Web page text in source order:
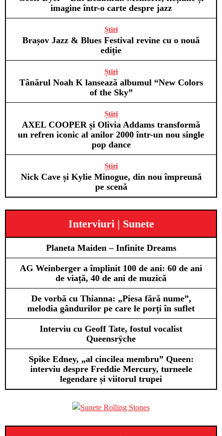
imagine într-o carte despre jazz
Brașov Jazz & Blues Festival revine cu o nouă
ediție
Știri
Tânărul Noah K lansează albumul “New Colors
of the Sky”
Știri
AXEL COOPER și Olivia Addams transformă
un refren iconic al anilor 2000 într-un nou single
pop dance
Știri
Nick Cave și Kylie Minogue, din nou împreună
pe scenă
Știri
Interviuri | Sunete
Planeta Maiden – Infinite Dreams
AG Weinberger a împlinit 100 de ani: 60 de ani
de viață, 40 de ani de muzică
De vorbă cu Thianna: „Piesa fără nume”,
melodia gândurilor pe care le porți în suflet
Interviu cu Geoff Tate, fostul vocalist
Queensrÿche
Spike Edney, „al cincilea membru” Queen:
interviu despre Freddie Mercury, turneele
legendare și viitorul trupei